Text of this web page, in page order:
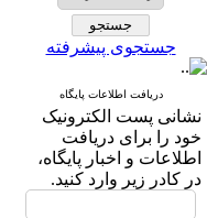
جستجوی پیشرفته
دریافت اطلاعات پایگاه
نشانی پست الکترونیک
خود را برای دریافت
اطلاعات و اخبار پایگاه،
در کادر زیر وارد کنید.